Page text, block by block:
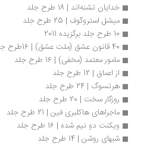
خدایان تشنه‌اند | 18 طرح جلد
میشل استروگوف | 25 طرح جلد
10 طرح جلد برگزیده 2011
40 قانون عشق (ملت عشق) | 16طرح جلد
مامور معتمد (مخفی) | 16 طرح جلد
از اعماق | 12 طرح جلد
هرتسوگ | 24 طرح جلد
روزگار سخت | 20 طرح جلد
ماجراهای هاکلبری فین | 21 طرح جلد
ویکنت دو نیم شده | 16 طرح جلد
شبهای روشن | 14 طرح جلد